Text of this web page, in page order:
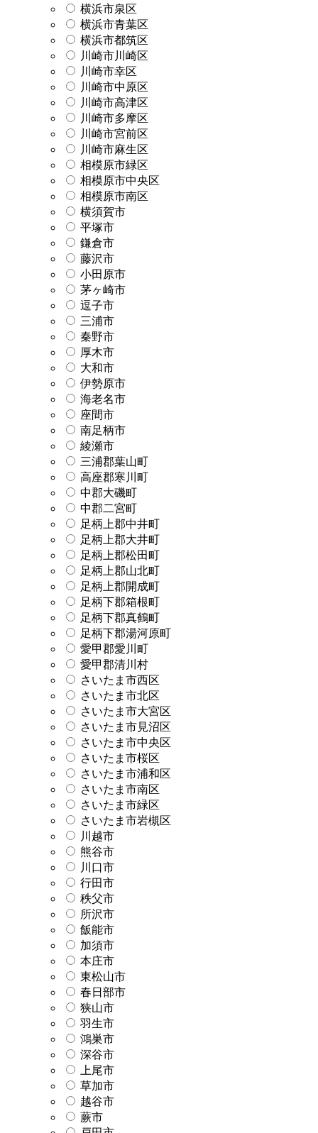
横浜市泉区
横浜市青葉区
横浜市都筑区
川崎市川崎区
川崎市幸区
川崎市中原区
川崎市高津区
川崎市多摩区
川崎市宮前区
川崎市麻生区
相模原市緑区
相模原市中央区
相模原市南区
横須賀市
平塚市
鎌倉市
藤沢市
小田原市
茅ヶ崎市
逗子市
三浦市
秦野市
厚木市
大和市
伊勢原市
海老名市
座間市
南足柄市
綾瀬市
三浦郡葉山町
高座郡寒川町
中郡大磯町
中郡二宮町
足柄上郡中井町
足柄上郡大井町
足柄上郡松田町
足柄上郡山北町
足柄上郡開成町
足柄下郡箱根町
足柄下郡真鶴町
足柄下郡湯河原町
愛甲郡愛川町
愛甲郡清川村
さいたま市西区
さいたま市北区
さいたま市大宮区
さいたま市見沼区
さいたま市中央区
さいたま市桜区
さいたま市浦和区
さいたま市南区
さいたま市緑区
さいたま市岩槻区
川越市
熊谷市
川口市
行田市
秩父市
所沢市
飯能市
加須市
本庄市
東松山市
春日部市
狭山市
羽生市
鴻巣市
深谷市
上尾市
草加市
越谷市
蕨市